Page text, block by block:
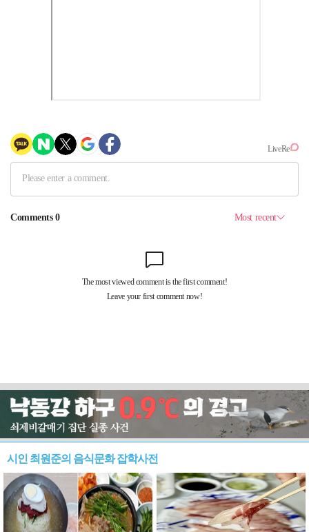
시인 최원준의 음식문화 잡학사전